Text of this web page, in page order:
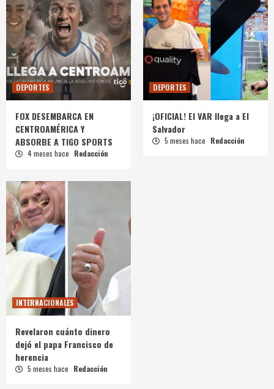
DEPORTES
FOX DESEMBARCA EN
CENTROAMÉRICA Y
ABSORBE A TIGO SPORTS
4 meses hace Redacción
DEPORTES
¡OFICIAL! El VAR llega a El
Salvador
5 meses hace Redacción
INTERNACIONALES
Revelaron cuánto dinero
dejó el papa Francisco de
herencia
5 meses hace Redacción